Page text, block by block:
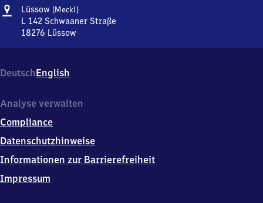
Adresse
Lüssow (Meckl)Lüssow
(Mecklenburg)
L 142 Schwaaner Straße
18276 Lüssow
L
142
Straße,
8
2
6
Lüssow
DeutschEnglish
Analyse verwalten
Compliance
Datenschutzhinweise
Informationen zur Barrierefreiheit
Impressum